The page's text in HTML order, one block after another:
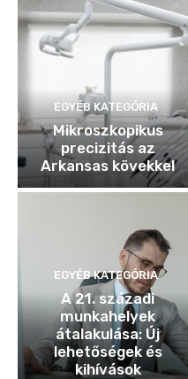
EGYÉB KATEGÓRIA
Mikroszkopikus
precizitás az
Arkansas kövekkel
EGYÉB KATEGÓRIA
A 21. századi
munkahelyek
átalakulása: Új
lehetőségek és
kihívások